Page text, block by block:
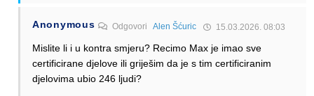
Anonymous OdgovoriAlen Šćuric 15.03.2026. 08:03
Mislite li i u kontra smjeru? Recimo Max je imao sve
certificirane djelove ili griješim da je s tim certificiranim
djelovima ubio 246 ljudi?